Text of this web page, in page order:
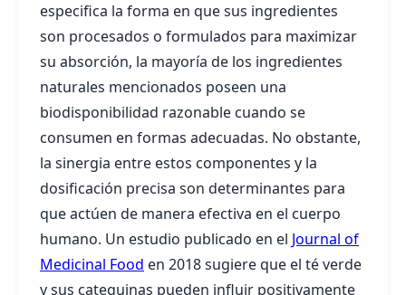
especifica la forma en que sus ingredientes
son procesados o formulados para maximizar
su absorción, la mayoría de los ingredientes
naturales mencionados poseen una
biodisponibilidad razonable cuando se
consumen en formas adecuadas. No obstante,
la sinergia entre estos componentes y la
dosificación precisa son determinantes para
que actúen de manera efectiva en el cuerpo
humano. Un estudio publicado en el Journal of
Medicinal Food en 2018 sugiere que el té verde
y sus catequinas pueden influir positivamente